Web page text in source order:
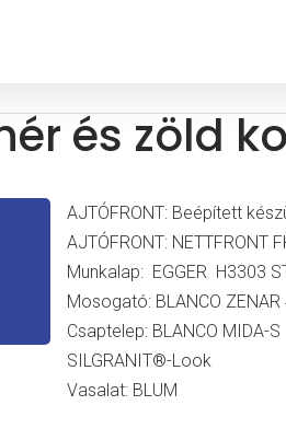
és zöld
AJTÓFRONT: Beépített
AJTÓFRONT: NETTFRONT
Munkalap: EGGER H3303
Mosogató: BLANCO
Csaptelep: BLANCO MIDA-S
SILGRANIT®-Look
Vasalat: BLUM